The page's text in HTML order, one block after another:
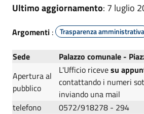
Ultimo aggiornamento: 7 luglio
Argomenti : Trasparenza amministrativa
Sede
Palazzo comunale -
Apertura al
pubblico
L'Ufficio ricevesu
contattando i numeri
inviando una mail
telefono
0572/918278 - 294